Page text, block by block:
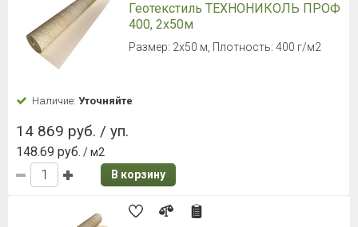
Геотекстиль ТЕХНОНИКОЛЬ ПРОФ
400, 2х50м
Размер: 2х50 м, Плотность: 400 г/м2
Наличие: Уточняйте
14 869 руб. / уп.
148.69 руб. / м2
В корзину